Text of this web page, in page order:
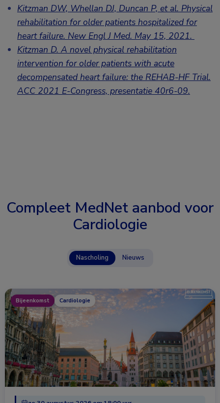
Kitzman DW, Whellan DJ, Duncan P, et al. Physical
rehabilitation for older patients hospitalized for
heart failure. New Engl J Med. May 15, 2021.
Kitzman D. A novel physical rehabilitation
intervention for older patients with acute
decompensated heart failure: the REHAB-HF Trial.
ACC 2021 E-Congress, presentatie 40r6-09.
Compleet MedNet aanbod voor
Cardiologie
Nascholing Nieuws
Bijeenkomst Cardiologie